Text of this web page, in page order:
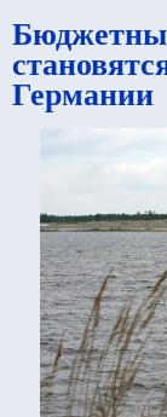
Германии